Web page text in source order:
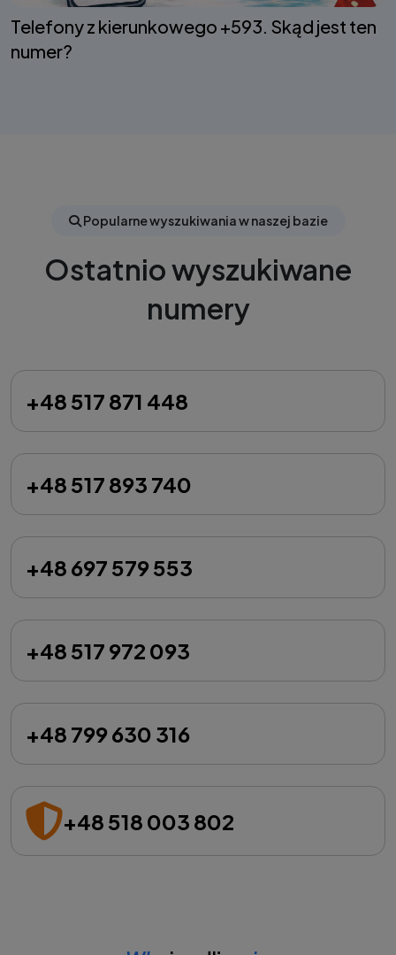
Telefony z kierunkowego +593. Skąd jest ten
numer?
Popularne wyszukiwania w naszej bazie
Ostatnio wyszukiwane
numery
+48 517 871 448
+48 517 893 740
+48 697 579 553
+48 517 972 093
+48 799 630 316
+48 518 003 802